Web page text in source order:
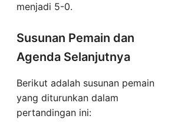
menjadi 5-0.
Susunan Pemain dan
Agenda Selanjutnya
Berikut adalah susunan pemain
yang diturunkan dalam
pertandingan ini: